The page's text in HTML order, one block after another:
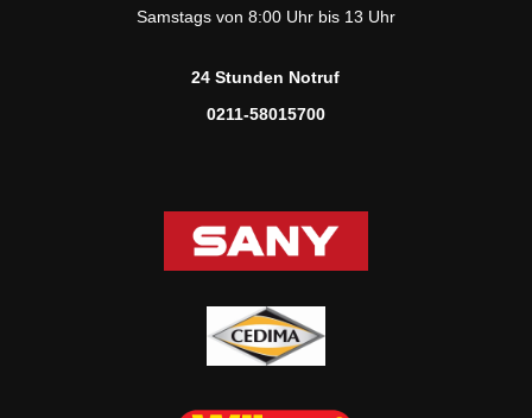
Samstags von 8:00 Uhr bis 13 Uhr
24 Stunden Notruf
0211-58015700